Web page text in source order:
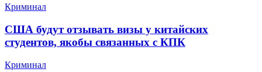
Криминал
США будут отзывать визы у китайских
студентов, якобы связанных с КПК
Криминал